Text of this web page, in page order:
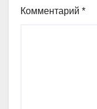
Комментарий *